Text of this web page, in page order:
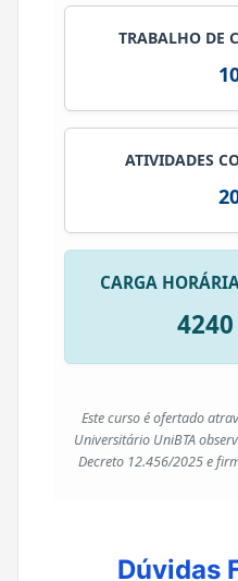
TRABALHO DE
ATIVIDADES
CARGA
Este curso é ofertado
Universitário UniBTA
Decreto 12.456/2025 e
Dúvidas